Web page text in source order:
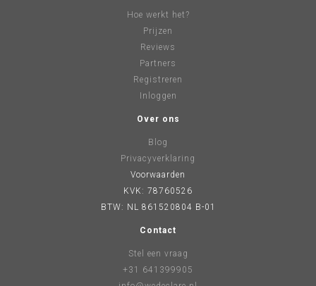
Hoe werkt het?
Prijzen
Reviews
Partners
Registreren
Inloggen
Over ons
Blog
Privacyverklaring
Voorwaarden
KVK: 78760526
BTW: NL 861520804 B-01
Contact
Stel een vraag
+31 641399905